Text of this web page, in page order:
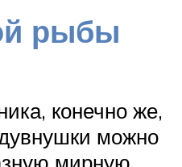
рыбы
конечно же,
можно